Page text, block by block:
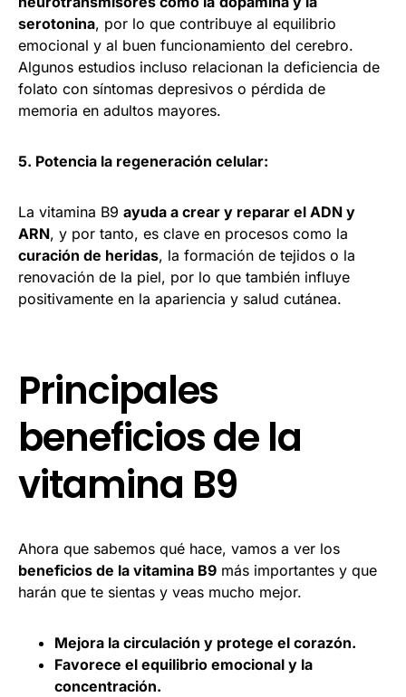
serotonina, por lo que contribuye al equilibrio
emocional y al buen funcionamiento del cerebro.
Algunos estudios incluso relacionan la deficiencia de
folato con síntomas depresivos o pérdida de
memoria en adultos mayores.
5. Potencia la regeneración celular:
La vitamina B9 ayuda a crear y reparar el ADN y
ARN, y por tanto, es clave en procesos como la
curación de heridas, la formación de tejidos o la
renovación de la piel, por lo que también influye
positivamente en la apariencia y salud cutánea.
Principales
beneficios de la
vitamina B9
Ahora que sabemos qué hace, vamos a ver los
beneficios de la vitamina B9 más importantes y que
harán que te sientas y veas mucho mejor.
Mejora la circulación y protege el corazón.
Favorece el equilibrio emocional y la
concentración.